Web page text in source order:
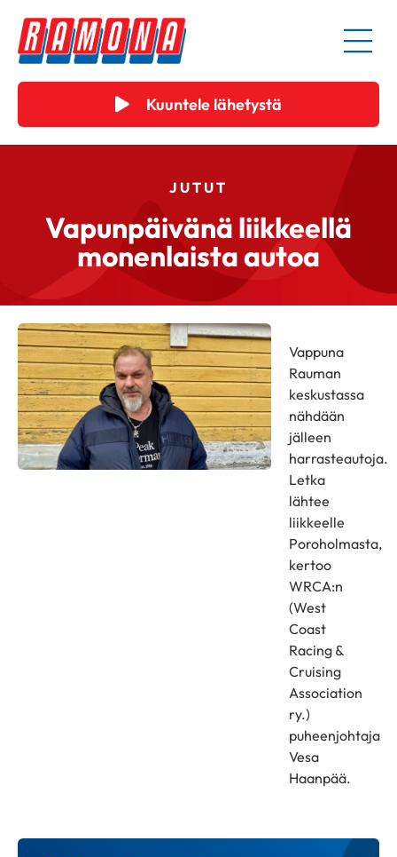
Kuuntele lähetystä
JUTUT
Vapunpäivänä liikkeellä
monenlaista autoa
Vappuna
Rauman
keskustassa
nähdään
jälleen
harrasteautoja.
Letka
lähtee
liikkeelle
Poroholmasta,
kertoo
WRCA:n
(West
Coast
Racing &
Cruising
Association
ry.)
puheenjohtaja
Vesa
Haanpää.